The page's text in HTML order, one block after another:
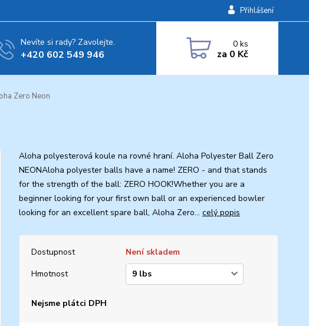
Přihlášení
Nevíte si rady? Zavolejte.
+420 602 549 946
0ks
za 0 Kč
Zero Neon
Aloha polyesterová koule na rovné hraní. Aloha Polyester Ball Zero
NEONAloha polyester balls have a name! ZERO - and that stands
for the strength of the ball: ZERO HOOK!Whether you are a
beginner looking for your first own ball or an experienced bowler
looking for an excellent spare ball, Aloha Zero... celý popis
Dostupnost
Není skladem
Hmotnost
Nejsme plátci DPH